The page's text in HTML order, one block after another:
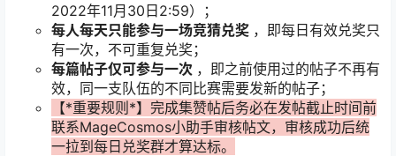
2022年11月30日2:59）；
每人每天只能参与一场竞猜兑奖 ，即每日有效兑奖只
有一次，不可重复兑奖；
每篇帖子仅可参与一次 ，即之前使用过的帖子不再有
效，同一支队伍的不同比赛需要发新的帖子；
【*重要规则*】完成集赞帖后务必在发帖截止时间前
联系MageCosmos小助手审核帖文，审核成功后统
一拉到每日兑奖群才算达标。